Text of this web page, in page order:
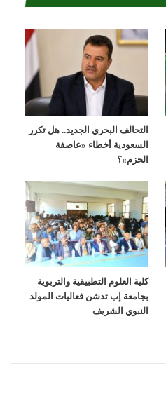
التحالف البحري الجديد.. هل تكرر
السعودية أخطاء «عاصفة
الحزم»؟
كلية العلوم التطبيقية والتربوية
بجامعة إب تدشن فعاليات المولد
النبوي الشريف